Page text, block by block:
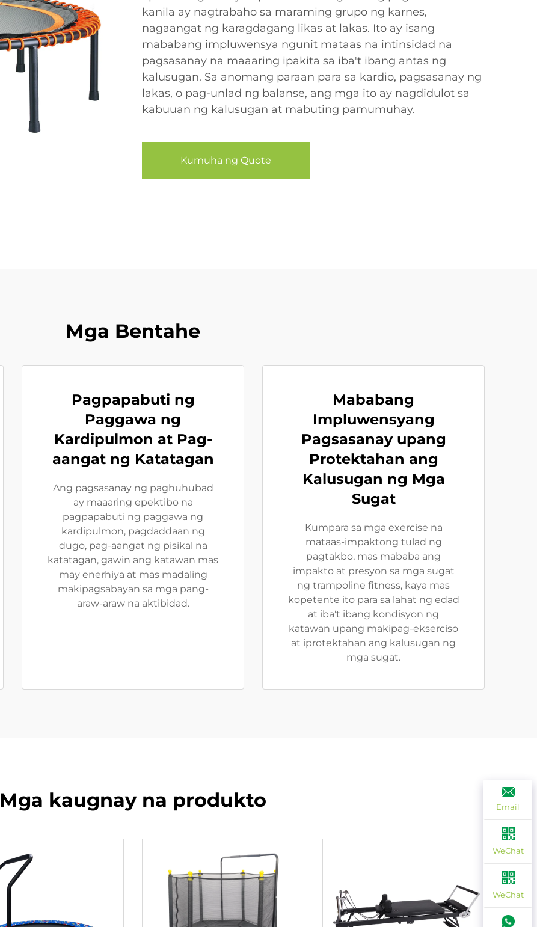
kanila ay nagtrabaho sa maraming grupo ng karnes,
nagaangat ng karagdagang likas at lakas. Ito ay isang
mababang impluwensya ngunit mataas na intinsidad na
pagsasanay na maaaring ipakita sa iba't ibang antas ng
kalusugan. Sa anomang paraan para sa kardio, pagsasanay ng
lakas, o pag-unlad ng balanse, ang mga ito ay nagdidulot sa
kabuuan ng kalusugan at mabuting pamumuhay.
Kumuha ng Quote
Mga Bentahe
Pagpapabuti ng
Paggawa ng
Kardipulmon at Pag-
aangat ng Katatagan
Ang pagsasanay ng paghuhubad
ay maaaring epektibo na
pagpapabuti ng paggawa ng
kardipulmon, pagdaddaan ng
dugo, pag-aangat ng pisikal na
katatagan, gawin ang katawan mas
may enerhiya at mas madaling
makipagsabayan sa mga pang-
araw-araw na aktibidad.
Mababang
Impluwensyang
Pagsasanay upang
Protektahan ang
Kalusugan ng Mga
Sugat
Kumpara sa mga exercise na
mataas-impaktong tulad ng
pagtakbo, mas mababa ang
impakto at presyon sa mga sugat
ng trampoline fitness, kaya mas
kopetente ito para sa lahat ng edad
at iba't ibang kondisyon ng
katawan upang makipag-ekserciso
at iprotektahan ang kalusugan ng
mga sugat.
Mga kaugnay na produkto Email
WeChat
WeChat